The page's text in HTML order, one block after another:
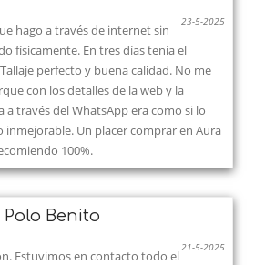
23-5-2025
hago a través de internet sin
físicamente. En tres días tenía el
perfecto y buena calidad. No me
con los detalles de la web y la
a través del WhatsApp era como si lo
inmejorable. Un placer comprar en Aura
100%.
Benito
21-5-2025
Estuvimos en contacto todo el